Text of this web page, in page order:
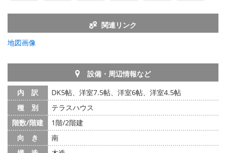
関連リンク
地図画像
設備・周辺情報など
内 訳
DK5帖、洋室7.5帖、洋室6帖、洋室4.5帖
種 別
テラスハウス
階数/階建
1階/2階建
向 き
南